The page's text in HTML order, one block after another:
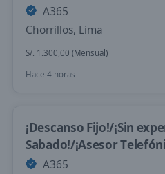
A365
Chorrillos, Lima
S/. 1.300,00 (Mensual)
Hace 4 horas
¡Descanso Fijo!/¡Sin
Sabado!/¡Asesor
A365